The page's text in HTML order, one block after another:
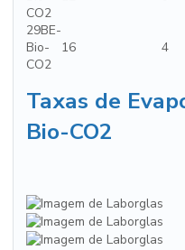
CO2
29BE-
Bio-
CO2
16 4
Taxas de
Bio-CO2